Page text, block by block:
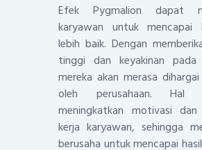
Efek Pygmalion dapat
karyawan untuk mencapai
lebih baik. Dengan
tinggi dan keyakinan pada
mereka akan merasa
oleh perusahaan. Hal
meningkatkan motivasi
kerja karyawan, sehingga
berusaha untuk mencapai